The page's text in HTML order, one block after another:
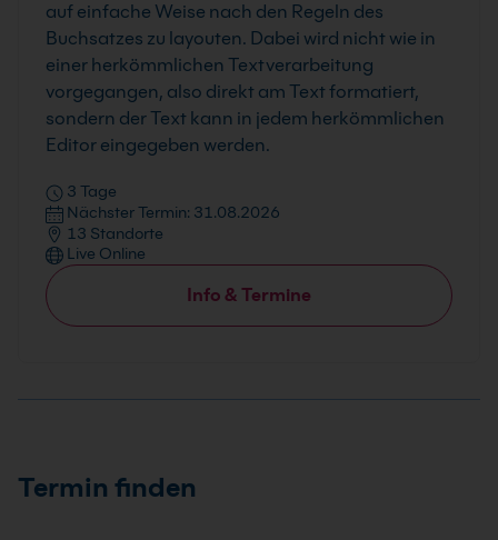
auf einfache Weise nach den Regeln des
Buchsatzes zu layouten. Dabei wird nicht wie in
einer herkömmlichen Textverarbeitung
vorgegangen, also direkt am Text formatiert,
sondern der Text kann in jedem herkömmlichen
Editor eingegeben werden.
3 Tage
Nächster Termin: 31.08.2026
13 Standorte
Live Online
Info & Termine
Termin finden